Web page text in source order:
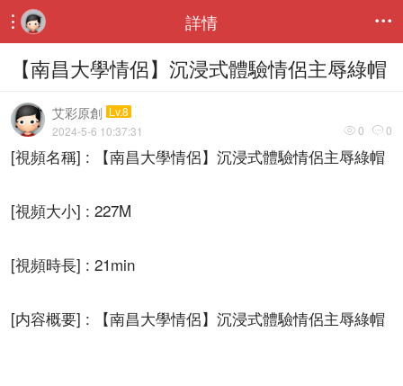
 詳情 
【南昌大學情侶】沉浸式體驗情侶主辱綠帽
艾彩原創 Lv.8
 0  0
2024-5-6 10:37:31
[視頻名稱] : 【南昌大學情侶】沉浸式體驗情侶主辱綠帽
[視頻大小] : 227M
[視頻時長] : 21min
[内容概要] : 【南昌大學情侶】沉浸式體驗情侶主辱綠帽